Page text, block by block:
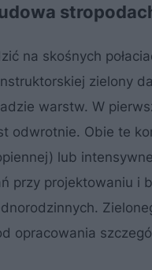
na skośnych
zielony
warstw. W
odwrotnie. Obie te
lub
przy projektowaniu
opracowania